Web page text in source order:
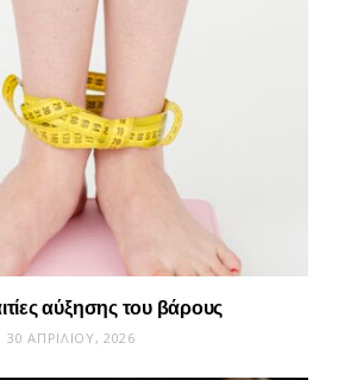
αύξησης του βάρους
30 ΑΠΡΙΛΊΟΥ, 2026